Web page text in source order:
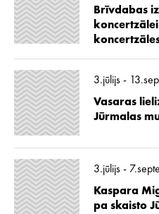
Brīvdabas
3.jūlijs -
Vasaras
Jūrmalas
3.jūlijs -
Kaspara
pa skaisto